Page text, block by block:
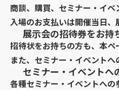
商談、購買、セミナー・イ
入場のお支払いは開催当日
展示会の招待券をお持
招待状をお持ちの方も、本
また、セミナー・イベント
セミナー・イベントへ
各種セミナー・イベントへ